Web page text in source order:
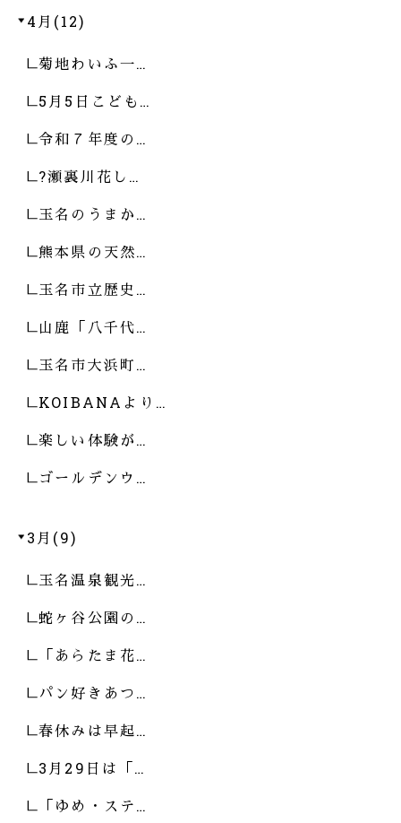
4月(12)
菊地わいふ一…
5月5日こども…
令和７年度の…
?瀬裏川花し…
玉名のうまか…
熊本県の天然…
玉名市立歴史…
山鹿「八千代…
玉名市大浜町…
KOIBANAより…
楽しい体験が…
ゴールデンウ…
3月(9)
玉名温泉観光…
蛇ヶ谷公園の…
「あらたま花…
パン好きあつ…
春休みは早起…
3月29日は「…
「ゆめ・ステ…